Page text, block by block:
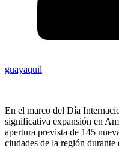
guayaquil
En el marco del Día
significativa expansión en
apertura prevista de 145
ciudades de la región